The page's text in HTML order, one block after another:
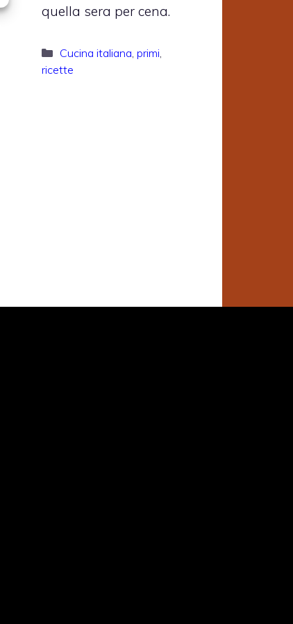
quella sera per cena.
Categorie
Cucina italiana, primi,
ricette